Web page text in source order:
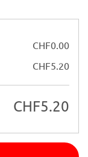
CHF0.00
CHF5.20
CHF5.20